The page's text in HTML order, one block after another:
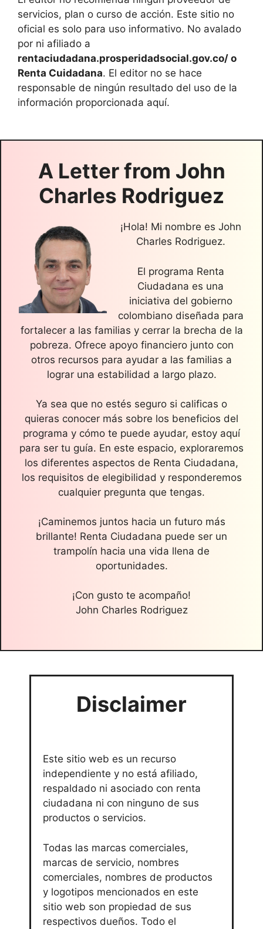
servicios, plan o curso de acción. Este sitio no
oficial es solo para uso informativo. No avalado
por ni afiliado a
rentaciudadana.prosperidadsocial.gov.co/ o
Renta Cuidadana. El editor no se hace
responsable de ningún resultado del uso de la
información proporcionada aquí.
A Letter from John
Charles Rodriguez
¡Hola! Mi nombre es John
Charles Rodriguez.
El programa Renta
Ciudadana es una
iniciativa del gobierno
colombiano diseñada para
fortalecer a las familias y cerrar la brecha de la
pobreza. Ofrece apoyo financiero junto con
otros recursos para ayudar a las familias a
lograr una estabilidad a largo plazo.
Ya sea que no estés seguro si calificas o
quieras conocer más sobre los beneficios del
programa y cómo te puede ayudar, estoy aquí
para ser tu guía. En este espacio, exploraremos
los diferentes aspectos de Renta Ciudadana,
los requisitos de elegibilidad y responderemos
cualquier pregunta que tengas.
¡Caminemos juntos hacia un futuro más
brillante! Renta Ciudadana puede ser un
trampolín hacia una vida llena de
oportunidades.
¡Con gusto te acompaño!
John Charles Rodriguez
Disclaimer
Este sitio web es un recurso
independiente y no está afiliado,
respaldado ni asociado con renta
ciudadana ni con ninguno de sus
productos o servicios.
Todas las marcas comerciales,
marcas de servicio, nombres
comerciales, nombres de productos
y logotipos mencionados en este
sitio web son propiedad de sus
respectivos dueños. Todo el